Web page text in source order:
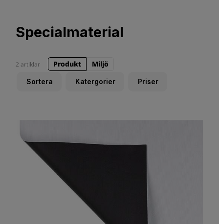
Specialmaterial
Sortera Katergorier Priser
2 artiklar Produkt Miljö